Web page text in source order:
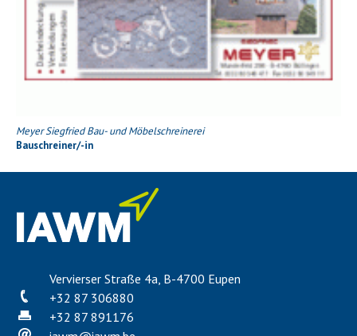
Meyer Siegfried Bau- und Möbelschreinerei
Bauschreiner/-in
Vervierser Straße 4a, B-4700 Eupen
+32 87 306880
+32 87 891176